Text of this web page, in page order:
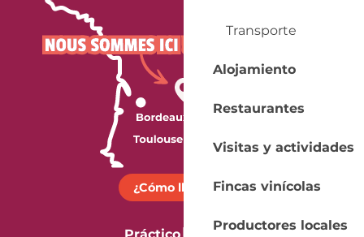
Transporte
Alojamiento
Restaurantes
Visitas y actividades
Fincas vinícolas
Productores locales
¿Cómo llegar?